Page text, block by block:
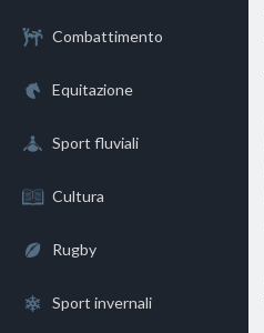
Combattimento
Equitazione
Sport fluviali
Cultura
Rugby
Sport invernali